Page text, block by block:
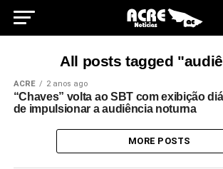
All posts tagged
ACRE 2 anos ago
“Chaves” volta ao SBT com exibição
de impulsionar a audiência noturna
MORE POSTS